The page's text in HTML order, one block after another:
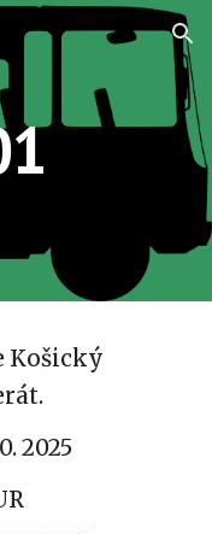
Skip to navigation
Košický
2025